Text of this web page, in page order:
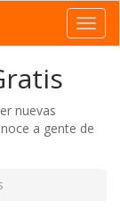
nuevas
a gente de